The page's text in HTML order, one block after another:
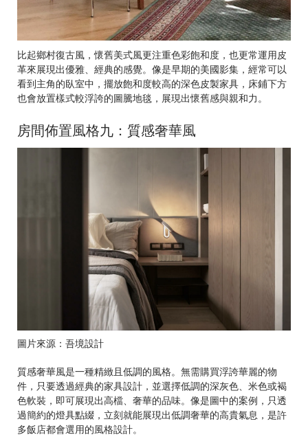
比起鄉村復古風，懷舊美式風更注重色彩飽和度，也更常運用皮
革來展現出優雅、經典的感覺。像是早期的美國影集，經常可以
看到主角的臥室中，擺放飽和度較高的深色皮製家具，床鋪下方
也會放置樣式較浮誇的圖騰地毯，展現出懷舊感與親和力。
房間佈置風格九：質感奢華風
圖片來源：吾境設計
質感奢華風是一種精緻且低調的風格。無需購買浮誇華麗的物
件，只要透過經典的家具設計，並選擇低調的深灰色、米色或褐
色軟裝，即可展現出高檔、奢華的品味。像是圖中的案例，只透
過簡約的燈具點綴，立刻就能展現出低調奢華的高貴氣息，是許
多飯店都會選用的風格設計。